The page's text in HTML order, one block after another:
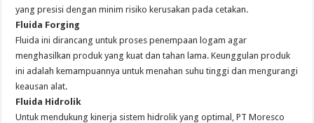
yang presisi dengan minim risiko kerusakan pada cetakan.
Fluida Forging
Fluida ini dirancang untuk proses penempaan logam agar
menghasilkan produk yang kuat dan tahan lama. Keunggulan produk
ini adalah kemampuannya untuk menahan suhu tinggi dan mengurangi
keausan alat.
Fluida Hidrolik
Untuk mendukung kinerja sistem hidrolik yang optimal, PT Moresco